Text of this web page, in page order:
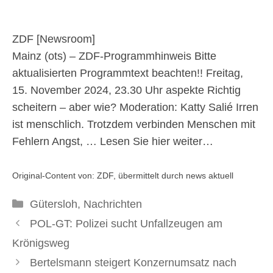
12. November 2024
ZDF [Newsroom]
Mainz (ots) – ZDF-Programmhinweis Bitte
aktualisierten Programmtext beachten!! Freitag,
15. November 2024, 23.30 Uhr aspekte Richtig
scheitern – aber wie? Moderation: Katty Salié Irren
ist menschlich. Trotzdem verbinden Menschen mit
Fehlern Angst, … Lesen Sie hier weiter…
Original-Content von: ZDF, übermittelt durch news aktuell
Kategorien
Gütersloh, Nachrichten
POL-GT: Polizei sucht Unfallzeugen am
Krönigsweg
Bertelsmann steigert Konzernumsatz nach